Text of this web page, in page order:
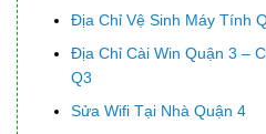
Địa Chỉ Vệ Sinh Máy Tính
Địa Chỉ Cài Win Quận 3 –
Q3
Sửa Wifi Tại Nhà Quận 4